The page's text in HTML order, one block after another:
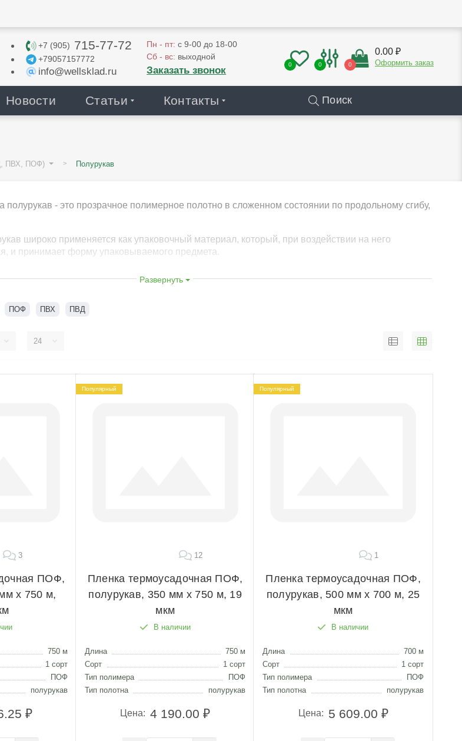
+7 (905) 715-77-72
+79057157772
info@wellsklad.ru
Пн - пт: с 9-00 до 18-00
Сб - вс: выходной
Заказать звонок
0 0 0
0.00 ₽
Оформить заказ
Новости Статьи Контакты Поиск
ПВХ, ПОФ) Полурукав
полурукав - это прозрачное полимерное полотно в сложенном состоянии по продольному сгибу,
широко применяется как упаковочный материал, который, при воздействии на него
и принимает форму упаковываемого предмета.
Развернуть
ПОФ ПВХ ПВД
3
ПОФ,
х 750 м,
750 м
1 сорт
ПОФ
полурукав
₽
Популярный
12
Пленка термоусадочная ПОФ,
полурукав, 350 мм х 750 м, 19
мкм
В наличии
Длина
750 м
Сорт
1 сорт
Тип полимера
ПОФ
Тип полотна
полурукав
Цена: 4 190.00 ₽
Популярный
1
Пленка термоусадочная ПОФ,
полурукав, 500 мм х 700 м, 25
мкм
В наличии
Длина
700 м
Сорт
1 сорт
Тип полимера
ПОФ
Тип полотна
полурукав
Цена: 5 609.00 ₽